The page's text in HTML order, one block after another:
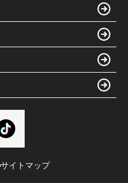
サイトマップ